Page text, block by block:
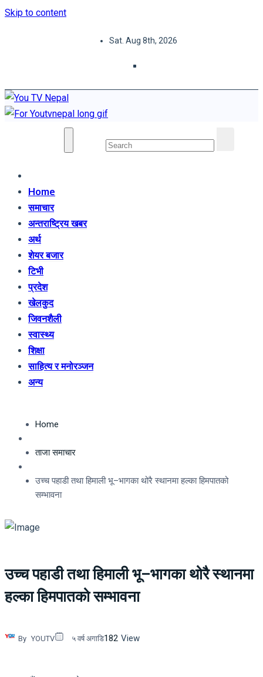
Skip to content
Sat. Aug 8th, 2026
Home
समाचार
अन्तराष्ट्रिय खबर
अर्थ
शेयर बजार
टिभी
प्रदेश
खेलकुद
जिवनशैली
स्वास्थ्य
शिक्षा
साहित्य र मनोरञ्जन
अन्य
Home
ताजा समाचार
उच्च पहाडी तथा हिमाली भू–भागका थोरै स्थानमा हल्का हिमपातको
सम्भावना
उच्च पहाडी तथा हिमाली भू–भागका थोरै स्थानमा
हल्का हिमपातको सम्भावना
By YOUTV ५ वर्ष अगाडि182 View